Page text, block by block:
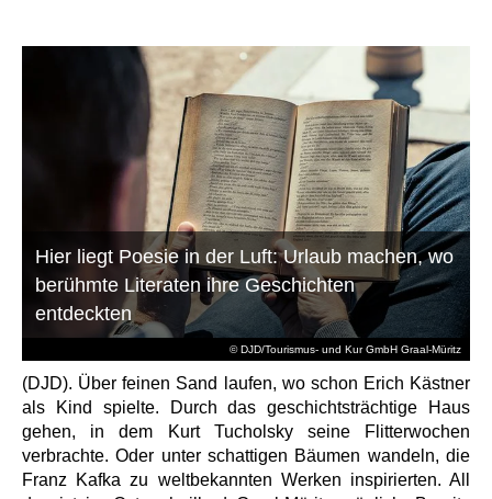
© DJD/Tourismus- und Kur GmbH Graal-Müritz
Hier liegt Poesie in der Luft: Urlaub machen, wo
berühmte Literaten ihre Geschichten
entdeckten
(DJD). Über feinen Sand laufen, wo schon Erich Kästner
als Kind spielte. Durch das geschichtsträchtige Haus
gehen, in dem Kurt Tucholsky seine Flitterwochen
verbrachte. Oder unter schattigen Bäumen wandeln, die
Franz Kafka zu weltbekannten Werken inspirierten. All